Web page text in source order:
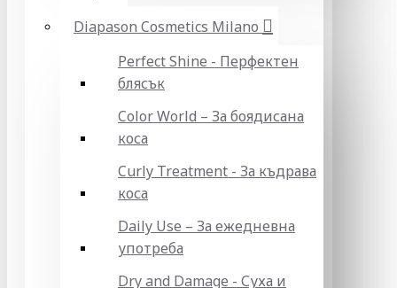
Diapason Cosmetics Milano
Perfect Shine - Перфектен
блясък
Color World – За боядисана
коса
Curly Treatment - За къдрава
коса
Daily Use – За ежедневна
употреба
Dry and Damage - Суха и